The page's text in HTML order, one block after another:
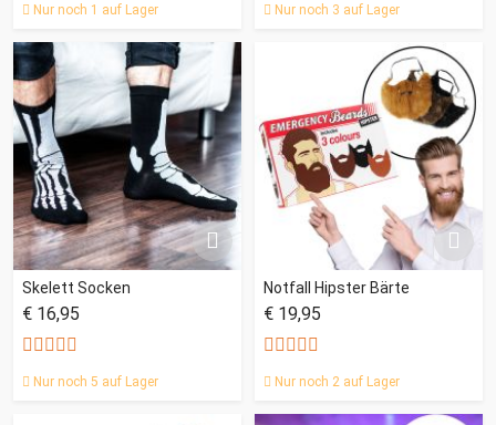
Nur noch 1 auf Lager Nur noch 3 auf Lager
Skelett Socken
€ 16,95
Nur noch 5 auf Lager
Notfall Hipster Bärte
€ 19,95
Nur noch 2 auf Lager